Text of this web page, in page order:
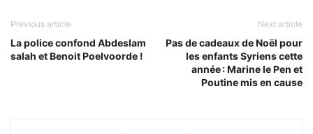
Previous article
La police confond Abdeslam
salah et Benoit Poelvoorde !
Next article
Pas de cadeaux de Noël pour
les enfants Syriens cette
année : Marine le Pen et
Poutine mis en cause